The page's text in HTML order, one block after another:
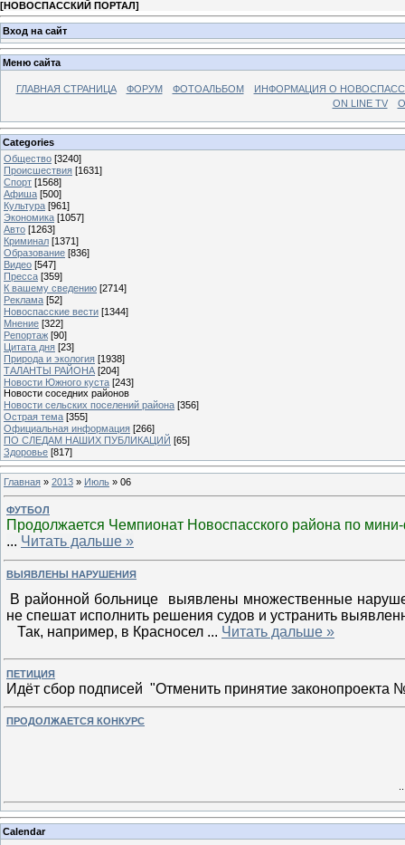
[НОВОСПАССКИЙ ПОРТАЛ]
Вход на сайт
Меню сайта
ГЛАВНАЯ СТРАНИЦА ФОРУМ ФОТОАЛЬБОМ
ИНФОРМАЦИЯ О
ON LINE TV
Categories
Общество [3240]
Происшествия [1631]
Спорт [1568]
Афиша [500]
Культура [961]
Экономика [1057]
Авто [1263]
Криминал [1371]
Образование [836]
Видео [547]
Пресса [359]
К вашему сведению [2714]
Реклама [52]
Новоспасские вести [1344]
Мнение [322]
Репортаж [90]
Цитата дня [23]
Природа и экология [1938]
ТАЛАНТЫ РАЙОНА [204]
Новости Южного куста [243]
Новости соседних районов
Новости сельских поселений района [356]
Острая тема [355]
Официальная информация [266]
ПО СЛЕДАМ НАШИХ ПУБЛИКАЦИЙ [65]
Здоровье [817]
Главная » 2013 » Июль » 06
ФУТБОЛ
Продолжается Чемпионат Новоспасского района по
... Читать дальше »
ВЫЯВЛЕНЫ НАРУШЕНИЯ
В районной больнице выявлены множественные
не спешат исполнить решения судов и устранить
Так, например, в Красносел ... Читать дальше »
ПЕТИЦИЯ
Идёт сбор подписей "Отменить принятие законопроекта
ПРОДОЛЖАЕТСЯ КОНКУРС
Calendar